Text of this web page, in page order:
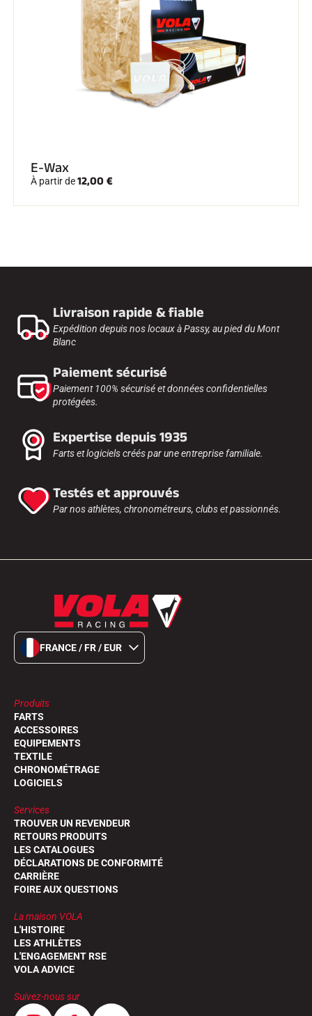
E-Wax
À partir de12,00 €
Livraison rapide & fiable
Expédition depuis nos locaux à Passy, au pied du Mont
Blanc
Paiement sécurisé
Paiement 100% sécurisé et données confidentielles
protégées.
Expertise depuis 1935
Farts et logiciels créés par une entreprise familiale.
Testés et approuvés
Par nos athlètes, chronométreurs, clubs et passionnés.
FRANCE / FR / EUR
Produits
FARTS
ACCESSOIRES
EQUIPEMENTS
TEXTILE
CHRONOMÉTRAGE
LOGICIELS
Services
TROUVER UN REVENDEUR
RETOURS PRODUITS
LES CATALOGUES
DÉCLARATIONS DE CONFORMITÉ
CARRIÈRE
FOIRE AUX QUESTIONS
La maison VOLA
L'HISTOIRE
LES ATHLÈTES
L'ENGAGEMENT RSE
VOLA ADVICE
Suivez-nous sur